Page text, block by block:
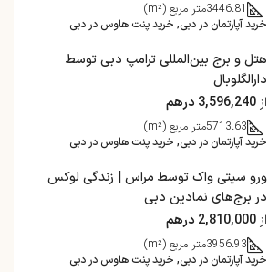
3446.81متر مربع (m²)
خرید آپارتمان در دبی, خرید پنت هاوس در دبی
هتل و برج بین‌المللی ترامپ دبی توسط
دارالگلوبال
از 3,596,240 درهم
5713.63متر مربع (m²)
خرید آپارتمان در دبی, خرید پنت هاوس در دبی
ورو سیتی واک توسط مراس | زندگی لوکس
در برج‌های نمادین دبی
از 2,810,000 درهم
3956.93متر مربع (m²)
خرید آپارتمان در دبی, خرید پنت هاوس در دبی